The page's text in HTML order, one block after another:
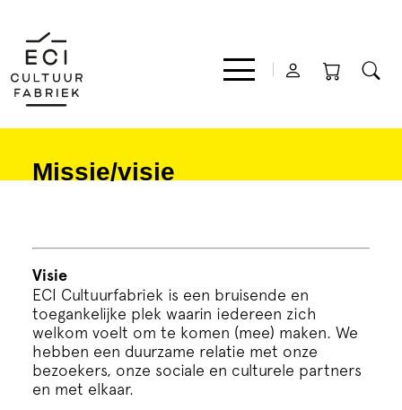
Film
Theater
Expo
Missie/visie
Visie
ECI Cultuurfabriek is een bruisende en
toegankelijke plek waarin iedereen zich
welkom voelt om te komen (mee) maken. We
hebben een duurzame relatie met onze
bezoekers, onze sociale en culturele partners
en met elkaar.